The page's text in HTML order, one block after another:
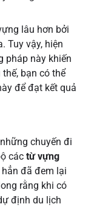
lâu hơn bởi
Tuy vậy, hiện
pháp này khiến
bạn có thể
để đạt kết quả
chuyến đi
các từ vựng
đã đem lại
rằng khi có
định du lịch